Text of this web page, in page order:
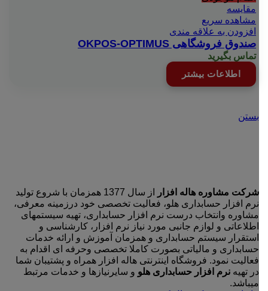
مقایسه
مشاهده سریع
افزودن به علاقه مندی
صندوق فروشگاهی OKPOS-OPTIMUS
تماس بگیرید
اطلاعات بیشتر
بستن
شرکت مشاوره هاله افزار
از سال 1377 همزمان با شروع تولید
نرم افزار حسابداری هلو، فعالیت تخصصی خود درزمینه معرفی،
مشاوره وانتخاب درست نرم افزار حسابداری، تهیه سیستمهای
اطلاعاتی و لوازم جانبی مورد نیاز نرم افزار، کارشناسی و
استقرار سیستم حسابداری و همزمان آموزش و ارائه خدمات
حسابداری و مالیاتی بصورت کاملا تخصصی وحرفه ای اقدام به
فعالیت نمود. فروشگاه اینترنتی هاله افزار همراه و پشتیبان شما
در تهیه نرم افزار حسابداری هلو و سایرنیازها و خدمات مرتبط
میباشد.